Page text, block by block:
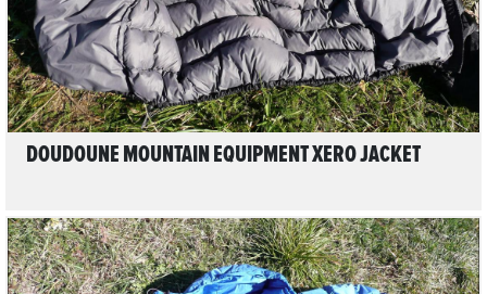
DOUDOUNE MOUNTAIN EQUIPMENT XERO JACKET